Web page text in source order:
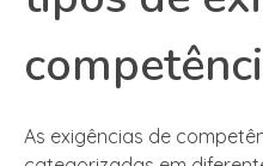
As exigências de